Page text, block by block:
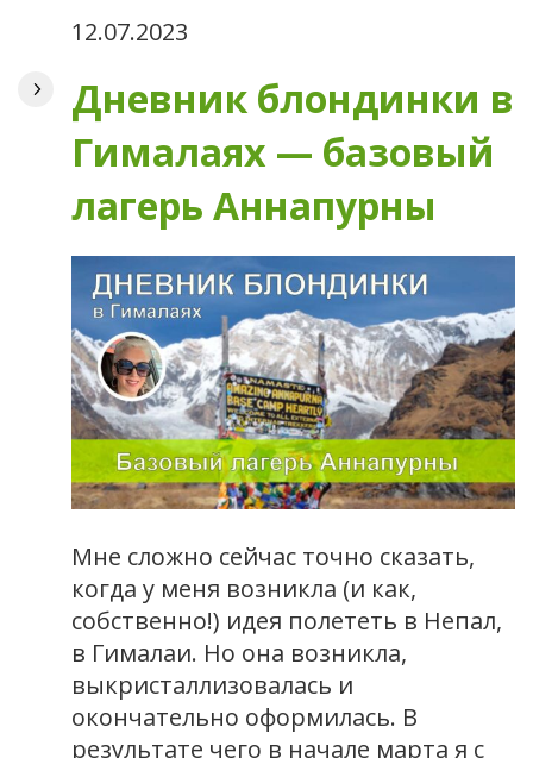
12.07.2023
Дневник блондинки в
Гималаях — базовый
лагерь Аннапурны
Мне сложно сейчас точно сказать,
когда у меня возникла (и как,
собственно!) идея полететь в Непал,
в Гималаи. Но она возникла,
выкристаллизовалась и
окончательно оформилась. В
результате чего в начале марта я с